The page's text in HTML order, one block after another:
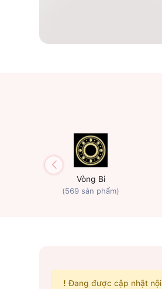
Vòng Bi
(569 sản phẩm)
! Đang được cập nhật nội